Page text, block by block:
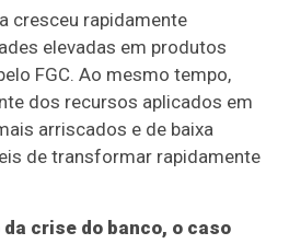
cresceu rapidamente
elevadas em produtos
FGC. Ao mesmo tempo,
dos recursos aplicados em
arriscados e de baixa
de transformar rapidamente
crise do banco, o caso